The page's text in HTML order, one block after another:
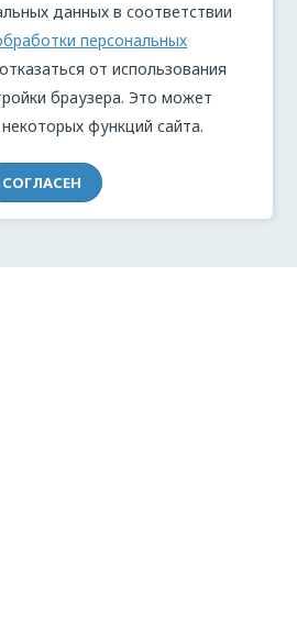
данных в соответствии
персональных
от использования
браузера. Это может
функций сайта.
СОГЛАСЕН